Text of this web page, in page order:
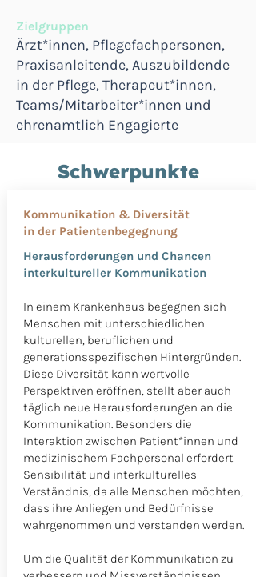
Zielgruppen
Ärzt*innen, Pflegefachpersonen,
Praxisanleitende, Auszubildende
in der Pflege, Therapeut*innen,
Teams/Mitarbeiter*innen und
ehrenamtlich Engagierte
Schwerpunkte
Kommunikation & Diversität
in der Patientenbegegnung
Herausforderungen und Chancen
interkultureller Kommunikation
In einem Krankenhaus begegnen sich
Menschen mit unterschiedlichen
kulturellen, beruflichen und
generationsspezifischen Hintergründen.
Diese Diversität kann wertvolle
Perspektiven eröffnen, stellt aber auch
täglich neue Herausforderungen an die
Kommunikation. Besonders die
Interaktion zwischen Patient*innen und
medizinischem Fachpersonal erfordert
Sensibilität und interkulturelles
Verständnis, da alle Menschen möchten,
dass ihre Anliegen und Bedürfnisse
wahrgenommen und verstanden werden.
Um die Qualität der Kommunikation zu